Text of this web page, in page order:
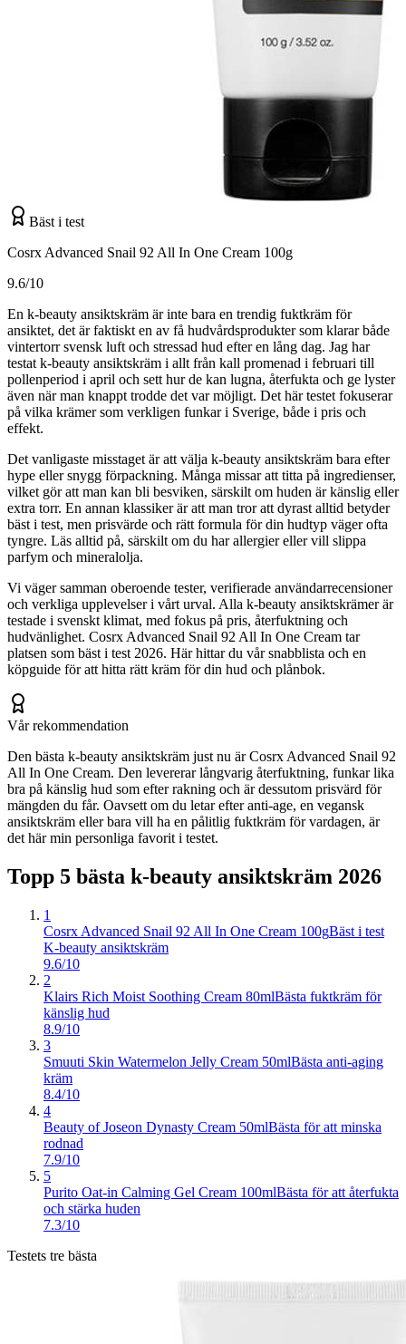
Bäst i test
Cosrx Advanced Snail 92 All In One Cream 100g
9.6/10
En k-beauty ansiktskräm är inte bara en trendig fuktkräm för
ansiktet, det är faktiskt en av få hudvårdsprodukter som klarar både
vintertorr svensk luft och stressad hud efter en lång dag. Jag har
testat k-beauty ansiktskräm i allt från kall promenad i februari till
pollenperiod i april och sett hur de kan lugna, återfukta och ge lyster
även när man knappt trodde det var möjligt. Det här testet fokuserar
på vilka krämer som verkligen funkar i Sverige, både i pris och
effekt.
Det vanligaste misstaget är att välja k-beauty ansiktskräm bara efter
hype eller snygg förpackning. Många missar att titta på ingredienser,
vilket gör att man kan bli besviken, särskilt om huden är känslig eller
extra torr. En annan klassiker är att man tror att dyrast alltid betyder
bäst i test, men prisvärde och rätt formula för din hudtyp väger ofta
tyngre. Läs alltid på, särskilt om du har allergier eller vill slippa
parfym och mineralolja.
Vi väger samman oberoende tester, verifierade användarrecensioner
och verkliga upplevelser i vårt urval. Alla k-beauty ansiktskrämer är
testade i svenskt klimat, med fokus på pris, återfuktning och
hudvänlighet. Cosrx Advanced Snail 92 All In One Cream tar
platsen som bäst i test 2026. Här hittar du vår snabblista och en
köpguide för att hitta rätt kräm för din hud och plånbok.
Vår rekommendation
Den bästa k-beauty ansiktskräm just nu är Cosrx Advanced Snail 92
All In One Cream. Den levererar långvarig återfuktning, funkar lika
bra på känslig hud som efter rakning och är dessutom prisvärd för
mängden du får. Oavsett om du letar efter anti-age, en vegansk
ansiktskräm eller bara vill ha en pålitlig fuktkräm för vardagen, är
det här min personliga favorit i testet.
Topp 5 bästa k-beauty ansiktskräm 2026
1
Cosrx Advanced Snail 92 All In One Cream 100gBäst i test
K-beauty ansiktskräm
9.6/10
2
Klairs Rich Moist Soothing Cream 80mlBästa fuktkräm för
känslig hud
8.9/10
3
Smuuti Skin Watermelon Jelly Cream 50mlBästa anti-aging
kräm
8.4/10
4
Beauty of Joseon Dynasty Cream 50mlBästa för att minska
rodnad
7.9/10
5
Purito Oat-in Calming Gel Cream 100mlBästa för att återfukta
och stärka huden
7.3/10
Testets tre bästa